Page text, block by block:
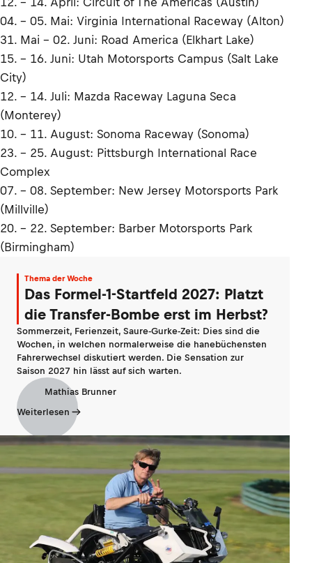
04. - 05. Mai: Virginia International Raceway (Alton)
31. Mai - 02. Juni: Road America (Elkhart Lake)
15. - 16. Juni: Utah Motorsports Campus (Salt Lake
City)
12. - 14. Juli: Mazda Raceway Laguna Seca
(Monterey)
10. - 11. August: Sonoma Raceway (Sonoma)
23. - 25. August: Pittsburgh International Race
Complex
07. - 08. September: New Jersey Motorsports Park
(Millville)
20. - 22. September: Barber Motorsports Park
(Birmingham)
Thema der Woche
Das Formel-1-Startfeld 2027: Platzt
die Transfer-Bombe erst im Herbst?
Sommerzeit, Ferienzeit, Saure-Gurke-Zeit: Dies sind die
Wochen, in welchen normalerweise die hanebüchensten
Fahrerwechsel diskutiert werden. Die Sensation zur
Saison 2027 hin lässt auf sich warten.
Mathias Brunner
Weiterlesen